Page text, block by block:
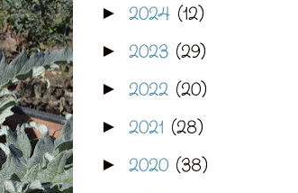
► 2024 (12)
► 2023 (29)
► 2022 (20)
► 2021 (28)
► 2020 (38)